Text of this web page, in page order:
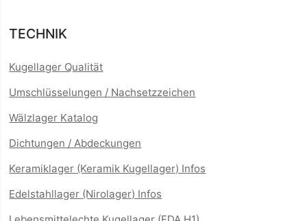
TECHNIK
Kugellager Qualität
Umschlüsselungen / Nachsetzzeichen
Wälzlager Katalog
Dichtungen / Abdeckungen
Keramiklager (Keramik Kugellager) Infos
Edelstahllager (Nirolager) Infos